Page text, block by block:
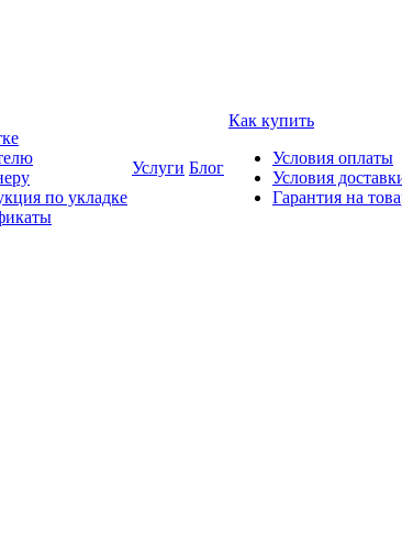
по укладке
Услуги Блог
Как купить
Условия оплаты
Условия
Гарантия на